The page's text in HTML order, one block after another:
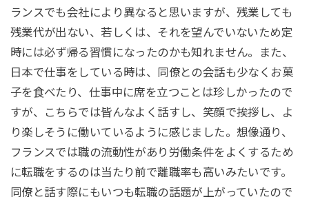
ランスでも会社により異なると思いますが、残業しても
残業代が出ない、若しくは、それを望んでいないため定
時には必ず帰る習慣になったのかも知れません。また、
日本で仕事をしている時は、同僚との会話も少なくお菓
子を食べたり、仕事中に席を立つことは珍しかったので
すが、こちらでは皆んなよく話すし、笑顔で挨拶し、よ
り楽しそうに働いているように感じました。想像通り、
フランスでは職の流動性があり労働条件をよくするため
に転職をするのは当たり前で離職率も高いみたいです。
同僚と話す際にもいつも転職の話題が上がっていたので